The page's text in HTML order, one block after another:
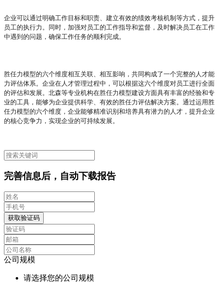
企业可以通过明确工作目标和职责、建立有效的绩效考核机制等方式，提升
员工的执行力。同时，加强对员工的工作指导和监督，及时解决员工在工作
中遇到的问题，确保工作任务的顺利完成。
胜任力模型的六个维度相互关联、相互影响，共同构成了一个完整的人才能
力评估体系。企业在人才管理过程中，可以根据这六个维度对员工进行全面
的评估和发展。北森等专业机构在胜任力模型建设方面具有丰富的经验和专
业的工具，能够为企业提供科学、有效的胜任力评估解决方案。通过运用胜
任力模型的六个维度，企业能够精准识别和培养具有潜力的人才，提升企业
的核心竞争力，实现企业的可持续发展。
完善信息后，自动下载报告
获取验证码
公司规模
请选择您的公司规模